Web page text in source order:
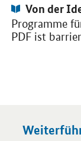
Publikation:
Von der
Programme
PDF ist